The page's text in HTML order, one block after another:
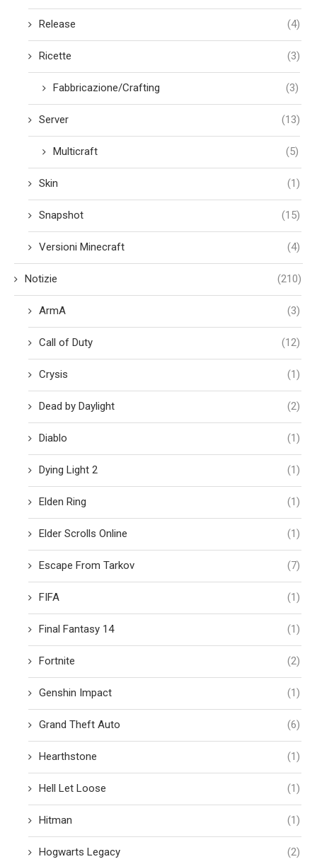
Release (4)
Ricette (3)
Fabbricazione/Crafting (3)
Server (13)
Multicraft (5)
Skin (1)
Snapshot (15)
Versioni Minecraft (4)
Notizie (210)
ArmA (3)
Call of Duty (12)
Crysis (1)
Dead by Daylight (2)
Diablo (1)
Dying Light 2 (1)
Elden Ring (1)
Elder Scrolls Online (1)
Escape From Tarkov (7)
FIFA (1)
Final Fantasy 14 (1)
Fortnite (2)
Genshin Impact (1)
Grand Theft Auto (6)
Hearthstone (1)
Hell Let Loose (1)
Hitman (1)
Hogwarts Legacy (2)